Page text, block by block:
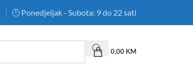
🕛 Ponedjeljak - Subota: 9 do 22 sati
0,00 KM